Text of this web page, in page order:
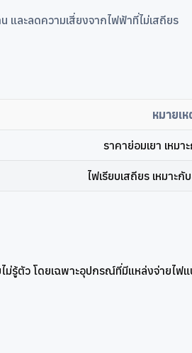
และลดความเสี่ยงจากไฟฟ้าที่ไม่เสถียร
หมายเห
ราคาย่อมเยา เหมา
ไฟเรียบเสถียร เหมาะ
รู้ตัว โดยเฉพาะอุปกรณ์ที่มีแหล่งจ่ายไ